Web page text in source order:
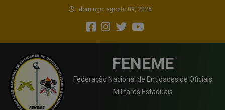
domingo, agosto 09, 2026
FENEME
Federação Nacional de Entidades de Oficiais
Militares Estaduais